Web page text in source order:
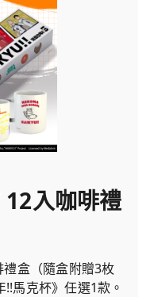
入咖啡禮
盒（隨盒附贈3枚
馬克杯》任選1款。